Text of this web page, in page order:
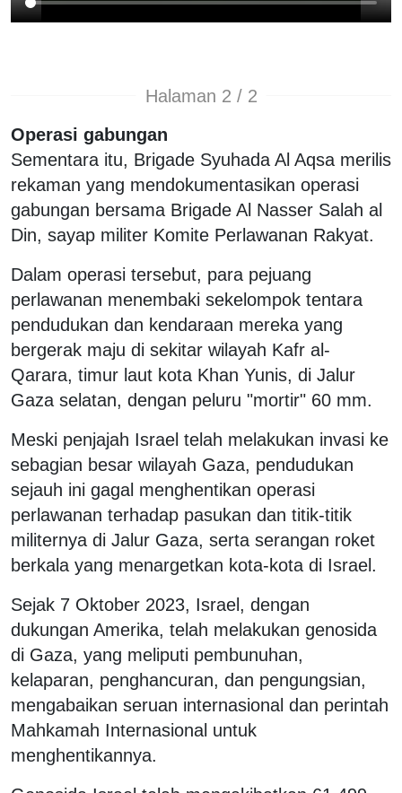
Halaman 2 / 2
Operasi gabungan
Sementara itu, Brigade Syuhada Al Aqsa merilis
rekaman yang mendokumentasikan operasi
gabungan bersama Brigade Al Nasser Salah al
Din, sayap militer Komite Perlawanan Rakyat.
Dalam operasi tersebut, para pejuang
perlawanan menembaki sekelompok tentara
pendudukan dan kendaraan mereka yang
bergerak maju di sekitar wilayah Kafr al-
Qarara, timur laut kota Khan Yunis, di Jalur
Gaza selatan, dengan peluru "mortir" 60 mm.
Meski penjajah Israel telah melakukan invasi ke
sebagian besar wilayah Gaza, pendudukan
sejauh ini gagal menghentikan operasi
perlawanan terhadap pasukan dan titik-titik
militernya di Jalur Gaza, serta serangan roket
berkala yang menargetkan kota-kota di Israel.
Sejak 7 Oktober 2023, Israel, dengan
dukungan Amerika, telah melakukan genosida
di Gaza, yang meliputi pembunuhan,
kelaparan, penghancuran, dan pengungsian,
mengabaikan seruan internasional dan perintah
Mahkamah Internasional untuk
menghentikannya.